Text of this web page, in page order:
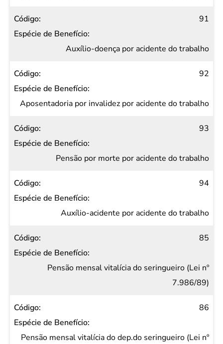
91
Auxílio-doença por acidente do trabalho
92
Aposentadoria por invalidez por acidente do trabalho
93
Pensão por morte por acidente do trabalho
94
Auxílio-acidente por acidente do trabalho
85
Pensão mensal vitalícia do seringueiro (Lei nº
7.986/89)
86
Pensão mensal vitalícia do dep.do seringueiro (Lei nº